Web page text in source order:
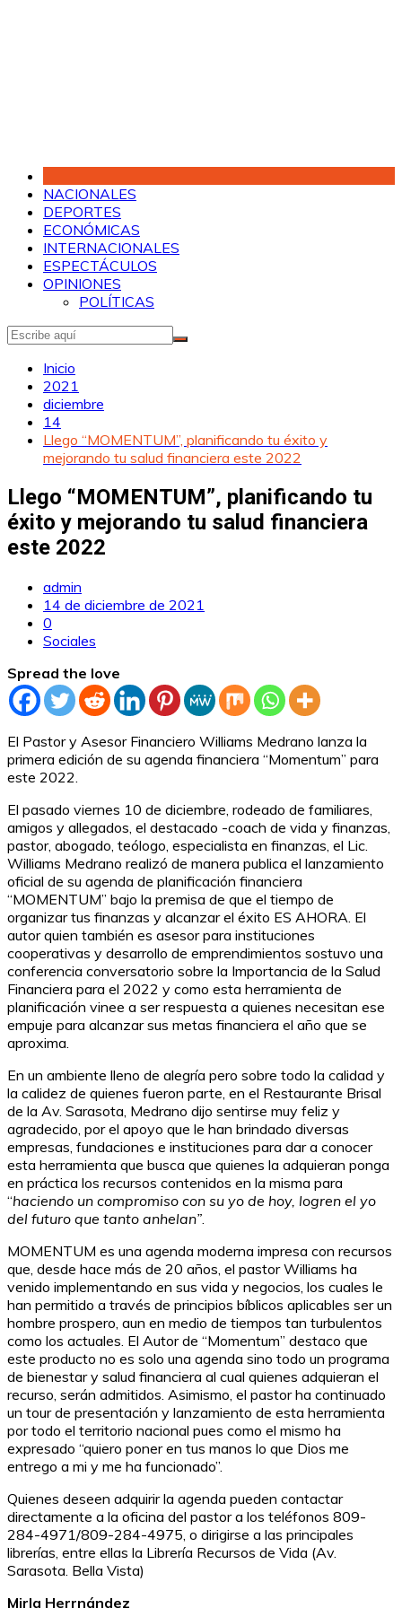
NACIONALES
DEPORTES
ECONÓMICAS
INTERNACIONALES
ESPECTÁCULOS
OPINIONES
POLÍTICAS
Inicio
2021
diciembre
14
Llego “MOMENTUM”, planificando tu éxito y
mejorando tu salud financiera este 2022
Llego “MOMENTUM”, planificando tu
éxito y mejorando tu salud financiera
este 2022
admin
14 de diciembre de 2021
0
Sociales
Spread the love
El Pastor y Asesor Financiero Williams Medrano lanza la
primera edición de su agenda financiera “Momentum” para
este 2022.
El pasado viernes 10 de diciembre, rodeado de familiares,
amigos y allegados, el destacado -coach de vida y finanzas,
pastor, abogado, teólogo, especialista en finanzas, el Lic.
Williams Medrano realizó de manera publica el lanzamiento
oficial de su agenda de planificación financiera
“MOMENTUM” bajo la premisa de que el tiempo de
organizar tus finanzas y alcanzar el éxito ES AHORA. El
autor quien también es asesor para instituciones
cooperativas y desarrollo de emprendimientos sostuvo una
conferencia conversatorio sobre la Importancia de la Salud
Financiera para el 2022 y como esta herramienta de
planificación vinee a ser respuesta a quienes necesitan ese
empuje para alcanzar sus metas financiera el año que se
aproxima.
En un ambiente lleno de alegría pero sobre todo la calidad y
la calidez de quienes fueron parte, en el Restaurante Brisal
de la Av. Sarasota, Medrano dijo sentirse muy feliz y
agradecido, por el apoyo que le han brindado diversas
empresas, fundaciones e instituciones para dar a conocer
esta herramienta que busca que quienes la adquieran ponga
en práctica los recursos contenidos en la misma para
“haciendo un compromiso con su yo de hoy, logren el yo
del futuro que tanto anhelan”
MOMENTUM es una agenda moderna impresa con recursos
que, desde hace más de 20 años, el pastor Williams ha
venido implementando en sus vida y negocios, los cuales le
han permitido a través de principios bíblicos aplicables ser un
hombre prospero, aun en medio de tiempos tan turbulentos
como los actuales. El Autor de “Momentum” destaco que
este producto no es solo una agenda sino todo un programa
de bienestar y salud financiera al cual quienes adquieran el
recurso, serán admitidos. Asimismo, el pastor ha continuado
un tour de presentación y lanzamiento de esta herramienta
por todo el territorio nacional pues como el mismo ha
expresado “quiero poner en tus manos lo que Dios me
entrego a mi y me ha funcionado”.
Quienes deseen adquirir la agenda pueden contactar
directamente a la oficina del pastor a los teléfonos 809-
284-4971/809-284-4975, o dirigirse a las principales
librerías, entre ellas la Librería Recursos de Vida (Av.
Sarasota. Bella Vista)
Mirla Herrnández